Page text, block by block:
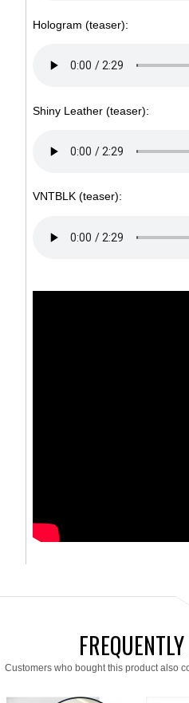
Hologram (teaser):
Shiny Leather (teaser):
VNTBLK (teaser):
Customers who bought this product also